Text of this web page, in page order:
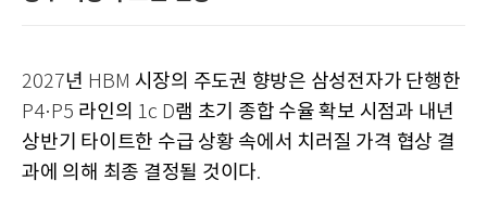
2027년 HBM 시장의 주도권 향방은 삼성전자가 단행한
P4·P5 라인의 1c D램 초기 종합 수율 확보 시점과 내년
상반기 타이트한 수급 상황 속에서 치러질 가격 협상 결
과에 의해 최종 결정될 것이다.